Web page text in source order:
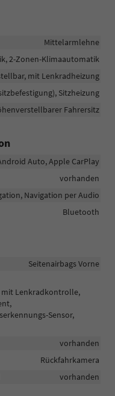
Mittelarmlehne
2-Zonen-Klimaautomatik
mit Lenkradheizung
Sitzheizung
Fahrersitz
Auto, Apple CarPlay
vorhanden
Navigation per Audio
Bluetooth
Seitenairbags Vorne
mit Lenkradkontrolle,
Sensor,
vorhanden
Rückfahrkamera
vorhanden